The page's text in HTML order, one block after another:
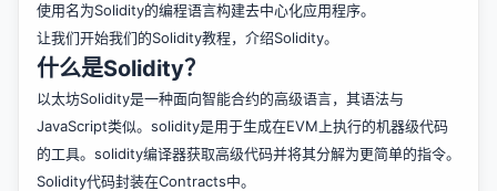
使用名为Solidity的编程语言构建去中心化应用程序。
让我们开始我们的Solidity教程，介绍Solidity。
什么是Solidity？
以太坊Solidity是一种面向智能合约的高级语言，其语法与
JavaScript类似。solidity是用于生成在EVM上执行的机器级代码
的工具。solidity编译器获取高级代码并将其分解为更简单的指令。
Solidity代码封装在Contracts中。